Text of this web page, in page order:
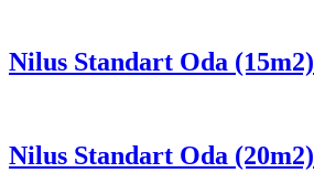
Nilus Standart Oda (15m2)
Nilus Standart Oda (20m2)